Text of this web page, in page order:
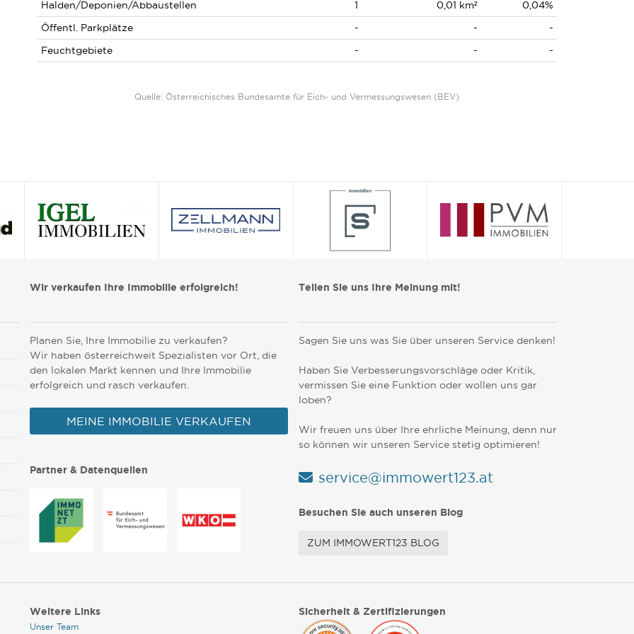
Halden/Deponien/Abbaustellen 1 0,01 km²
0,04%
Öffentl. Parkplätze
- -
-
Feuchtgebiete
- - -
Quelle: Österreichisches Bundesamte für Eich- und Vermessungswesen (BEV)
Wir verkaufen Ihre Immobilie erfolgreich!
Planen Sie, Ihre Immobilie zu verkaufen?
Wir haben österreichweit Spezialisten vor Ort, die
den lokalen Markt kennen und Ihre Immobilie
erfolgreich und rasch verkaufen.
MEINE IMMOBILIE VERKAUFEN
Partner & Datenquellen
Teilen Sie uns Ihre Meinung mit!
Sagen Sie uns was Sie über unseren Service denken!
Haben Sie Verbesserungsvorschläge oder Kritik,
vermissen Sie eine Funktion oder wollen uns gar
loben?
Wir freuen uns über Ihre ehrliche Meinung, denn nur
so können wir unseren Service stetig optimieren!
service@immowert123.at
Besuchen Sie auch unseren Blog
ZUM IMMOWERT123 BLOG
Weitere Links
Unser Team
Sicherheit & Zertifizierungen